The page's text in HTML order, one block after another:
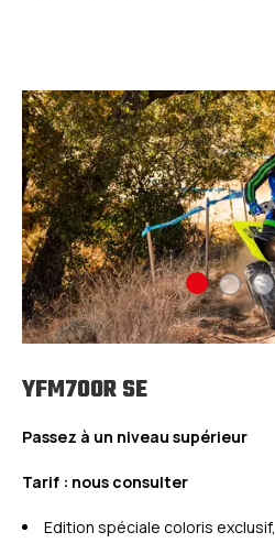
YFM700R SE
Passez à un niveau supérieur
Tarif : nous consulter
Edition spéciale coloris exclusif,